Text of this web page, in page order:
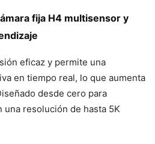
fija H4 multisensor y
eficaz y permite una
en tiempo real, lo que aumenta
desde cero para
resolución de hasta 5K